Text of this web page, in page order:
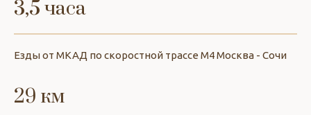
3,5 часа
Езды от МКАД по скоростной трассе М4 Москва - Сочи
29 км